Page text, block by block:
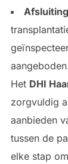
Het DHI
zorgvuldig
aanbieden
tussen de
elke stap